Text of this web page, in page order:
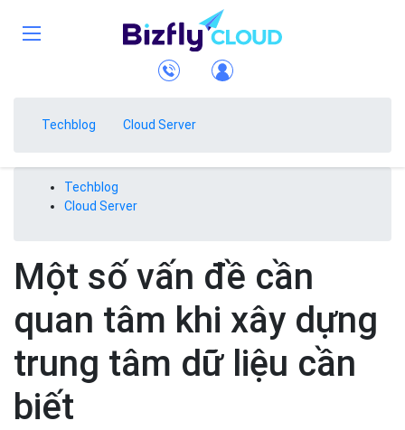
Techblog Cloud Server
Techblog
Cloud Server
Một số vấn đề cần
quan tâm khi xây dựng
trung tâm dữ liệu cần
biết